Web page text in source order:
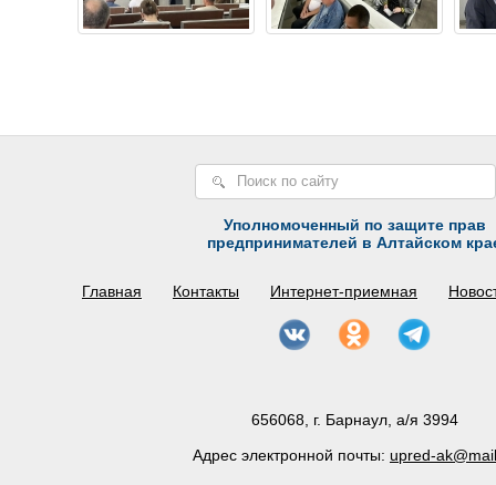
Уполномоченный по защите прав
предпринимателей в Алтайском
Главная Контакты Интернет-приемная
656068, г. Барнаул, а/я 3994
Адрес электронной почты: upred-